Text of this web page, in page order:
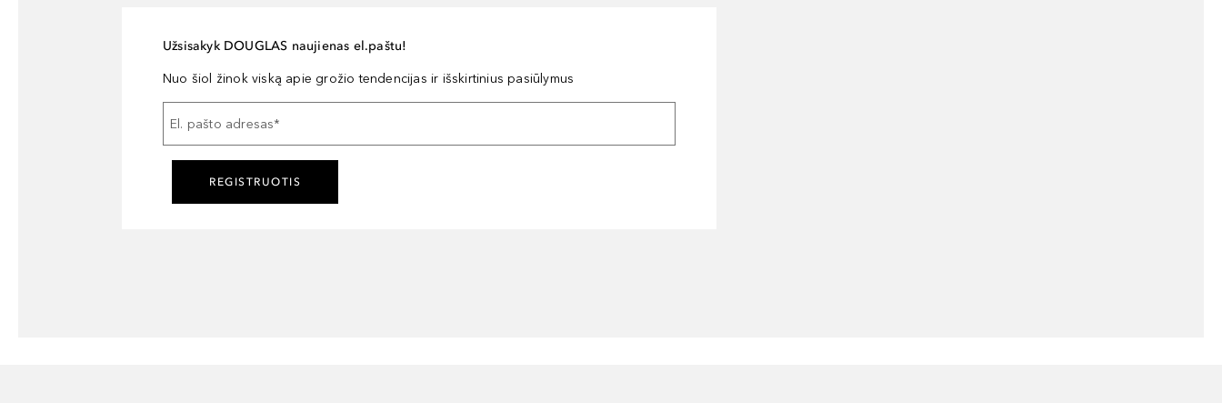
Užsisakyk DOUGLAS naujienas el.paštu!
Nuo šiol žinok viską apie grožio tendencijas ir išskirtinius pasiūlymus
El. pašto adresas*
REGISTRUOTIS